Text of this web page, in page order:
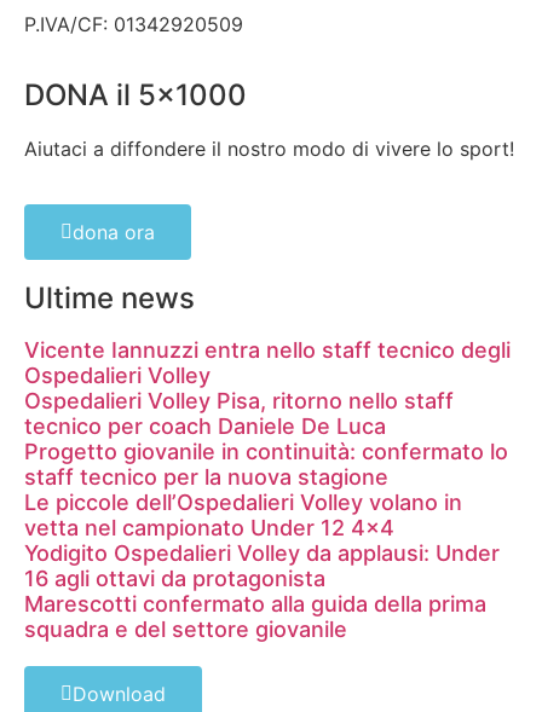
P.IVA/CF: 01342920509
DONA il 5x1000
Aiutaci a diffondere il nostro modo di vivere lo sport!
dona ora
Ultime news
Vicente Iannuzzi entra nello staff tecnico degli
Ospedalieri Volley
Ospedalieri Volley Pisa, ritorno nello staff
tecnico per coach Daniele De Luca
Progetto giovanile in continuità: confermato lo
staff tecnico per la nuova stagione
Le piccole dell’Ospedalieri Volley volano in
vetta nel campionato Under 12 4×4
Yodigito Ospedalieri Volley da applausi: Under
16 agli ottavi da protagonista
Marescotti confermato alla guida della prima
squadra e del settore giovanile
Download